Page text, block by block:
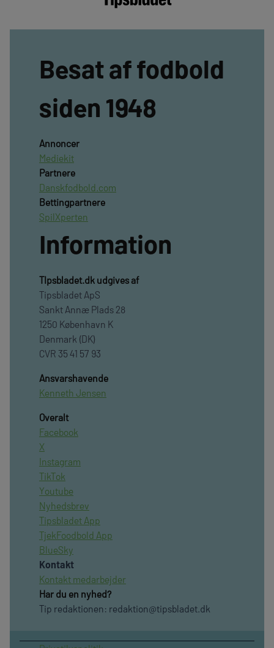
Besat af fodbold
siden 1948
Annoncer
Mediekit
Partnere
Danskfodbold.com
Bettingpartnere
SpilXperten
Information
TIpsbladet.dk udgives af
Tipsbladet ApS
Sankt Annæ Plads 28
1250 København K
Denmark (DK)
CVR 35 41 57 93
Ansvarshavende
Kenneth Jensen
Overalt
Facebook
X
Instagram
TikTok
Youtube
Nyhedsbrev
Tipsbladet App
TjekFoodbold App
BlueSky
Kontakt
Kontakt medarbejder
Har du en nyhed?
Tip redaktionen: redaktion@tipsbladet.dk